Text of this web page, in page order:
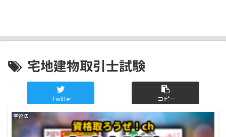
宅地建物取引士試験
Twitter コピー
学習法